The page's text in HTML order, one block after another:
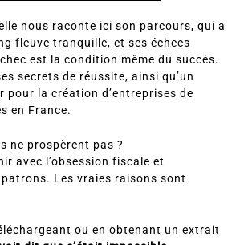
nous raconte ici son parcours, qui a
fleuve tranquille, et ses échecs
est la condition même du succès.
secrets de réussite, ainsi qu’un
pour la création d’entreprises de
en France.
ne prospèrent pas ?
avec l’obsession fiscale et
Les vraies raisons sont
ou en obtenant un extrait